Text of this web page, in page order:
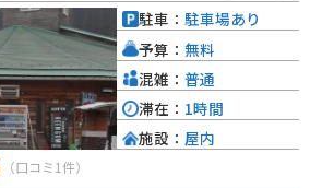
ーリングにおすすめのスポットも点在してい
がら、奥出雲の自然を満喫するツーリングはい
（口コミ1件）
駐車： 駐車場あり
予算： 無料
混雑： 普通
滞在： 1時間
施設： 屋内